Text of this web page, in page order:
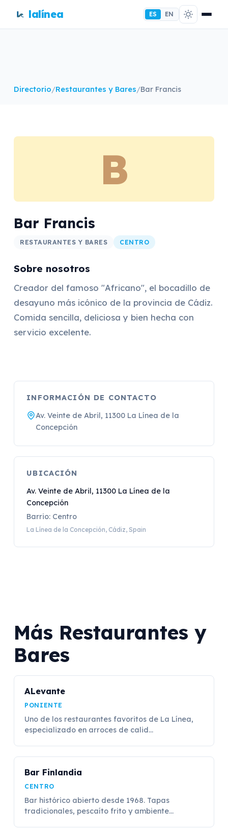
lalínea ES EN
Directorio/Restaurantes y Bares/Bar Francis
B
Bar Francis
RESTAURANTES Y BARES CENTRO
Sobre nosotros
Creador del famoso "Africano", el bocadillo de
desayuno más icónico de la provincia de Cádiz.
Comida sencilla, deliciosa y bien hecha con
servicio excelente.
INFORMACIÓN DE CONTACTO
Av. Veinte de Abril, 11300 La Línea de la
Concepción
UBICACIÓN
Av. Veinte de Abril, 11300 La Línea de la
Concepción
Barrio: Centro
La Línea de la Concepción, Cádiz, Spain
Más Restaurantes y
Bares
ALevante
PONIENTE
Uno de los restaurantes favoritos de La Línea,
especializado en arroces de calid...
Bar Finlandia
CENTRO
Bar histórico abierto desde 1968. Tapas
tradicionales, pescaíto frito y ambiente...